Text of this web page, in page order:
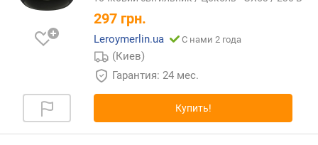
297 грн.
Leroymerlin.ua С нами 2 года
(Киев)
Гарантия: 24 мес.
Купить!